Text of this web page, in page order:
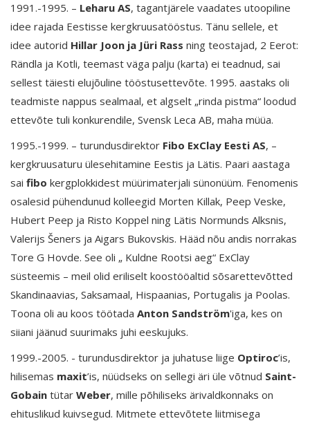
1991.-1995. – Leharu AS, tagantjärele vaadates utoopiline
idee rajada Eestisse kergkruusatööstus. Tänu sellele, et
idee autorid Hillar Joon ja Jüri Rass ning teostajad, 2 Eerot:
Rändla ja Kotli, teemast väga palju (karta) ei teadnud, sai
sellest täiesti elujõuline tööstusettevõte. 1995. aastaks oli
teadmiste nappus sealmaal, et algselt „rinda pistma“ loodud
ettevõte tuli konkurendile, Svensk Leca AB, maha müüa.
1995.-1999. – turundusdirektor Fibo ExClay Eesti AS, –
kergkruusaturu ülesehitamine Eestis ja Lätis. Paari aastaga
sai fibo kergplokkidest müürimaterjali sünonüüm. Fenomenis
osalesid pühendunud kolleegid Morten Killak, Peep Veske,
Hubert Peep ja Risto Koppel ning Lätis Normunds Alksnis,
Valerijs Šeners ja Aigars Bukovskis. Hääd nõu andis norrakas
Tore G Hovde. See oli „ Kuldne Rootsi aeg“ ExClay
süsteemis – meil olid eriliselt koostööaltid sõsarettevõtted
Skandinaavias, Saksamaal, Hispaanias, Portugalis ja Poolas.
Toona oli au koos töötada Anton Sandström'iga, kes on
siiani jäänud suurimaks juhi eeskujuks.
1999.-2005. - turundusdirektor ja juhatuse liige Optiroc’is,
hilisemas maxit’is, nüüdseks on sellegi äri üle võtnud Saint-
Gobain tütar Weber, mille põhiliseks ärivaldkonnaks on
ehituslikud kuivsegud. Mitmete ettevõtete liitmisega